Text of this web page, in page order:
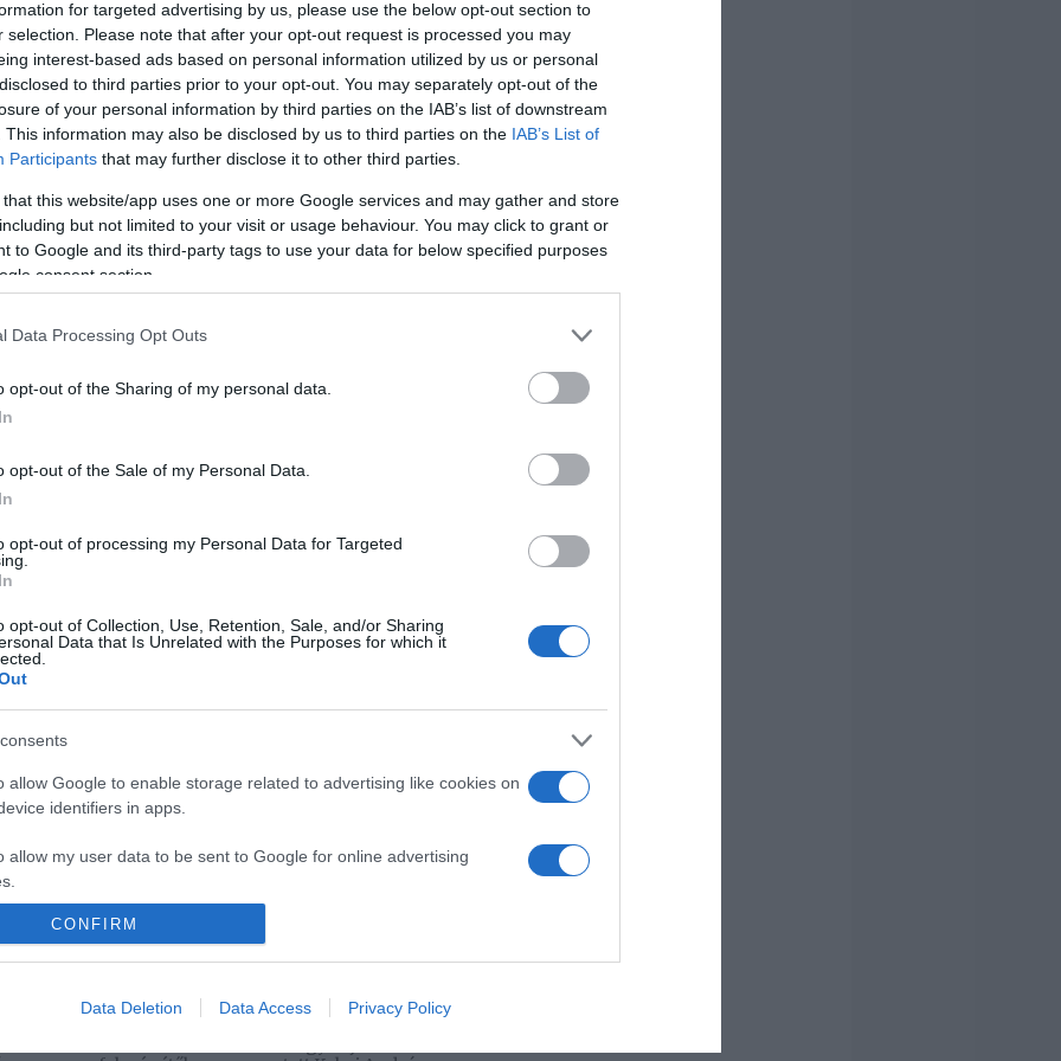
for targeted advertising by us, please use the below opt-out section to
selection. Please note that after your opt-out request is processed you may
interest-based ads based on personal information utilized by us or personal
to third parties prior to your opt-out. You may separately opt-out of the
of your personal information by third parties on the IAB’s list of downstream
This information may also be disclosed by us to third parties on the IAB’s List of
Participants that may further disclose it to other third parties.
that this website/app uses one or more Google services and may gather and store
but not limited to your visit or usage behaviour. You may click to grant or
to Google and its third-party tags to use your data for below specified purposes
consent section.
Data Processing Opt Outs
opt-out of the Sharing of my personal data.
opt-out of the Sale of my Personal Data.
opt-out of processing my Personal Data for Targeted
opt-out of Collection, Use, Retention, Sale, and/or Sharing
Data that Is Unrelated with the Purposes for which it
allow Google to enable storage related to advertising like cookies on
identifiers in apps.
allow my user data to be sent to Google for online advertising
allow Google to send me personalized advertising.
identifiers in apps.
CONFIRM
Data Deletion Data Access Privacy Policy
vastagabb ágakat, de úgy, hogy azok ne befelé,
felett körülbelül fél centivel metsszünk.
és eltérõ, világosabb zöld színükrõl lehet
virágot nem hoznak, de elveszik az energiát
van az éles metszőollóra. Május közepétõl
érdemes levágni. A virágszárat legalább az
is jó, ha ennél lejjebb tesszük, fő, hogy ne a rózsa
rózsafajtánál érdemes alkalmazni, mert így
és újabb bimbókat neveljenek.
ágait ne vágjuk vissza annyira erőteljesen, mint az
ugyanúgy. Nyáron aztán mindkét
az elhervadó virágokat. A lakásban élő minirózsa
rá, hogy az elszáradt virágrész szárát sose
rózsa,metszés
Következő bejegyzés
2026-08-09.